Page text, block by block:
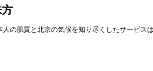
の肌質と北京の気候を知り尽くしたサービス